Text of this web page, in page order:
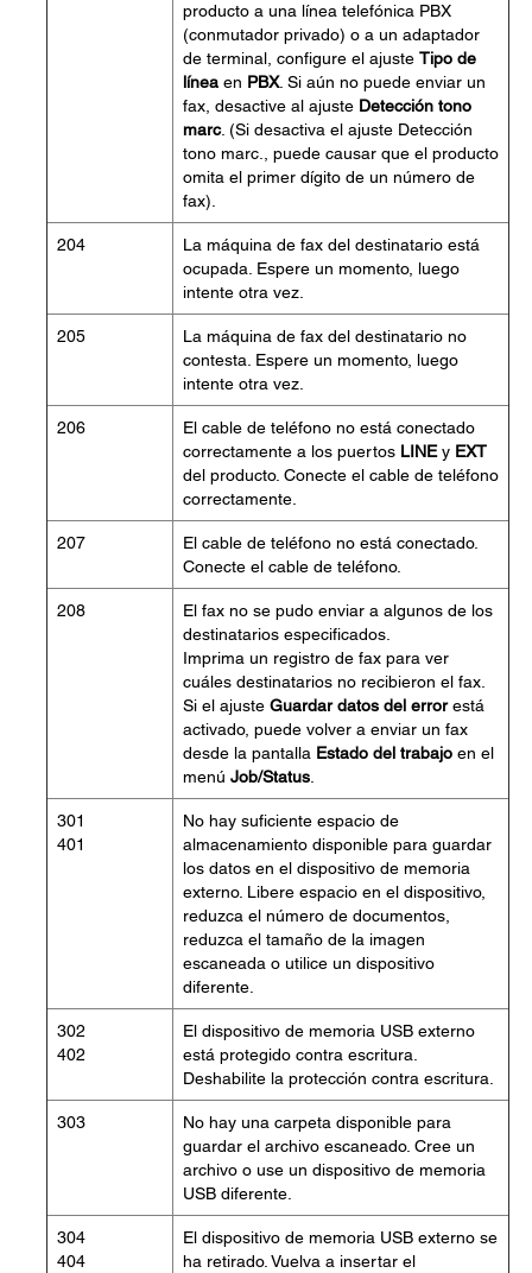
producto a una línea telefónica PBX
(conmutador privado) o a un adaptador
de terminal, configure el ajuste Tipo de
línea en PBX. Si aún no puede enviar un
fax, desactive al ajuste Detección tono
marc. (Si desactiva el ajuste Detección
tono marc., puede causar que el producto
omita el primer dígito de un número de
fax).
204
La máquina de fax del destinatario está
ocupada. Espere un momento, luego
intente otra vez.
205
La máquina de fax del destinatario no
contesta. Espere un momento, luego
intente otra vez.
206
El cable de teléfono no está conectado
correctamente a los puertos LINEy EXT
del producto. Conecte el cable de teléfono
correctamente.
207
El cable de teléfono no está conectado.
Conecte el cable de teléfono.
208
El fax no se pudo enviar a algunos de los
destinatarios especificados.
Imprima un registro de fax para ver
cuáles destinatarios no recibieron el fax.
Si el ajuste Guardar datos del errorestá
activado, puede volver a enviar un fax
desde la pantalla Estado del trabajo en el
menú Job/Status
301
401
No hay suficiente espacio de
almacenamiento disponible para guardar
los datos en el dispositivo de memoria
externo. Libere espacio en el dispositivo,
reduzca el número de documentos,
reduzca el tamaño de la imagen
escaneada o utilice un dispositivo
diferente.
302
402
El dispositivo de memoria USB externo
está protegido contra escritura.
Deshabilite la protección contra escritura.
303
No hay una carpeta disponible para
guardar el archivo escaneado. Cree un
archivo o use un dispositivo de memoria
USB diferente.
304
404
El dispositivo de memoria USB externo se
ha retirado. Vuelva a insertar el